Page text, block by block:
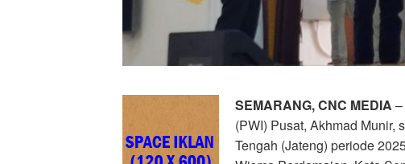
SEMARANG, CNC MEDIA
(PWI) Pusat, Akhmad Munir,
Tengah (Jateng) periode